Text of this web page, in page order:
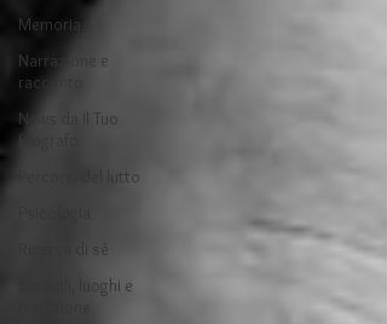
Memoria
Narrazione e
racconto
News da Il Tuo
Biografo
Percorsi del lutto
Ricerca di sé
Simboli, luoghi e